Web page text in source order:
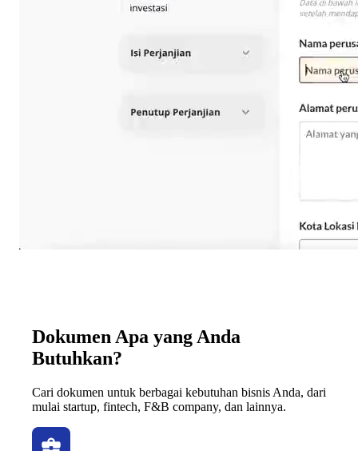
Dokumen Apa yang Anda
Butuhkan?
Cari dokumen untuk berbagai kebutuhan bisnis Anda, dari
mulai startup, fintech, F&B company, dan lainnya.